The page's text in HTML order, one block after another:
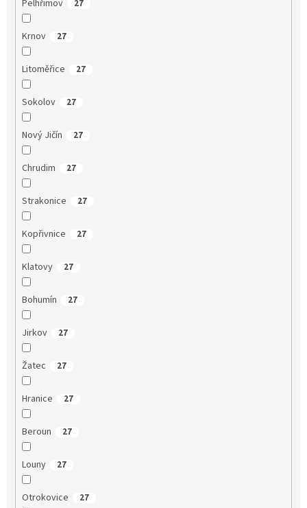
Pelhřimov 27
Krnov 27
Litoměřice 27
Sokolov 27
Nový Jičín 27
Chrudim 27
Strakonice 27
Kopřivnice 27
Klatovy 27
Bohumín 27
Jirkov 27
Žatec 27
Hranice 27
Beroun 27
Louny 27
Otrokovice 27